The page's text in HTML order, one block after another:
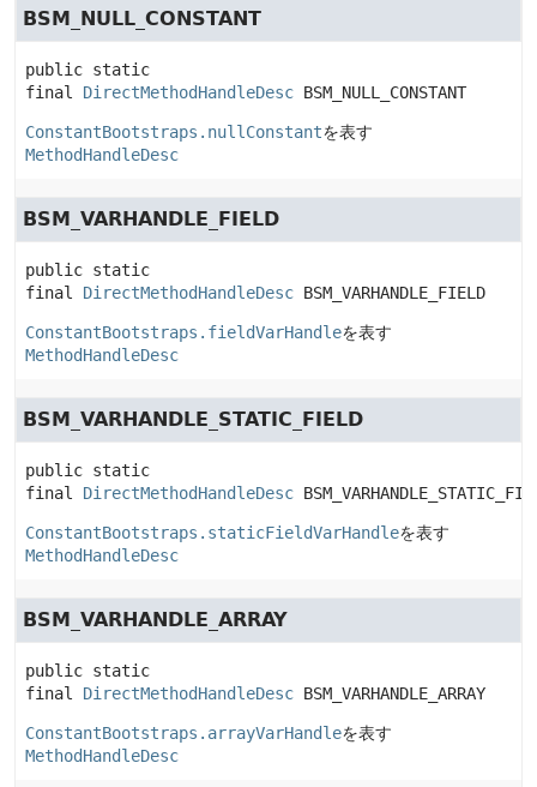
BSM_NULL_CONSTANT
public static
final
DirectMethodHandleDesc BSM_NULL_CONSTANT
ConstantBootstraps.nullConstantを表す
MethodHandleDesc
BSM_VARHANDLE_FIELD
public static
final
DirectMethodHandleDesc BSM_VARHANDLE_FIELD
ConstantBootstraps.fieldVarHandleを表す
MethodHandleDesc
BSM_VARHANDLE_STATIC_FIELD
public static
final
DirectMethodHandleDesc
ConstantBootstraps.staticFieldVarHandleを表す
MethodHandleDesc
BSM_VARHANDLE_ARRAY
public static
final
DirectMethodHandleDesc BSM_VARHANDLE_ARRAY
ConstantBootstraps.arrayVarHandleを表す
MethodHandleDesc